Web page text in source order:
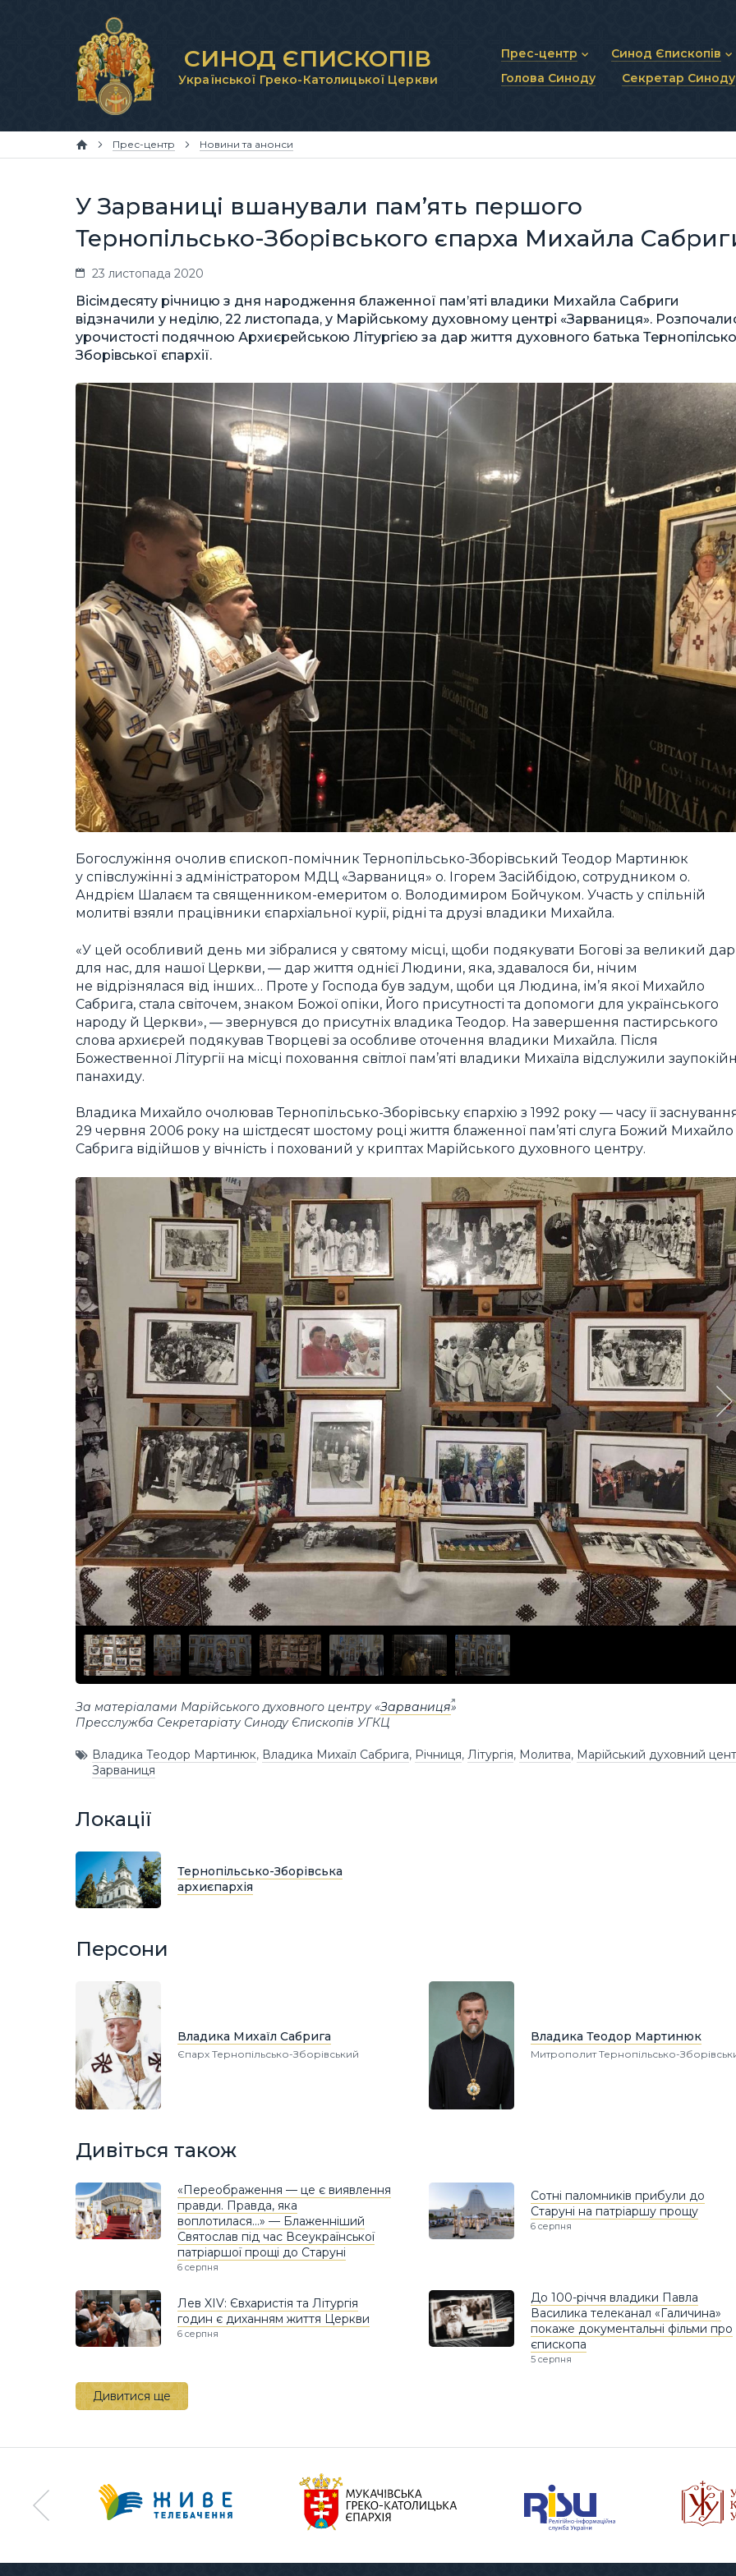
СИНОД ЄПИСКОПІВ
Української Греко-Католицької Церкви
Прес-центр
Новини та анонси
Синод Єпископів
Статут Синоду
Синодальні органи
Голова Синоду Секретар Синоду
Прес-центр Новини та анонси
У Зарваниці вшанували пам’ять першого
Тернопільсько-Зборівського єпарха Михайла
23 листопада 2020
Вісімдесяту річницю з дня народження блаженної пам’яті владики Михайла Сабриги
відзначили у неділю, 22 листопада, у Марійському духовному центрі «Зарваниця».
урочистості подячною Архиєрейською Літургією за дар життя духовного батька
Зборівської єпархії.
Богослужіння очолив єпископ-помічник Тернопільсько-Зборівський Теодор Мартинюк
у співслужінні з адміністратором МДЦ «Зарваниця» о. Ігорем Засійбідою, сотрудником о.
Андрієм Шалаєм та священником-емеритом о. Володимиром Бойчуком. Участь у спільній
молитві взяли працівники єпархіальної курії, рідні та друзі владики Михайла.
«У цей особливий день ми зібралися у святому місці, щоби подякувати Богові за великий дар
для нас, для нашої Церкви, — дар життя однієї Людини, яка, здавалося би, нічим
не відрізнялася від інших… Проте у Господа був задум, щоби ця Людина, ім’я якої Михайло
Сабрига, стала світочем, знаком Божої опіки, Його присутності та допомоги для українського
народу й Церкви», — звернувся до присутніх владика Теодор. На завершення пастирського
слова архиєрей подякував Творцеві за особливе оточення владики Михайла. Після
Божественної Літургії на місці поховання світлої пам’яті владики Михаїла відслужили
панахиду.
Владика Михайло очолював Тернопільсько-Зборівську єпархію з 1992 року — часу її
29 червня 2006 року на шістдесят шостому році життя блаженної пам’яті слуга Божий Михайло
Сабрига відійшов у вічність і похований у криптах Марійського духовного центру.
За матеріалами Марійського духовного центру «Зарваниця»
Пресслужба Секретаріату Синоду Єпископів УГКЦ
Владика Теодор Мартинюк, Владика Михаїл Сабрига, Річниця, Літургія, Молитва, Марійський духовний
Зарваниця
Локації
Тернопільсько-Зборівська
архиєпархія
Персони
Владика Михаїл Сабрига
Єпарх Тернопільсько-Зборівський
Владика Теодор Мартинюк
Митрополит Тернопільсько-
Дивіться також
«Переображення — це є виявлення
правди. Правда, яка
воплотилася…» — Блаженніший
Святослав під час Всеукраїнської
патріаршої прощі до Старуні
6 серпня
Сотні паломників прибули до
Старуні на патріаршу прощу
6 серпня
Лев XIV: Євхаристія та Літургія
годин є диханням життя Церкви
6 серпня
До 100-річчя владики Павла
Василика телеканал «Галичина»
покаже документальні фільми про
єпископа
5 серпня
Дивитися ще